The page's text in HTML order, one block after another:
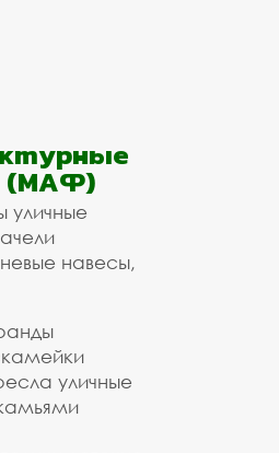
уличные
навесы,
уличные